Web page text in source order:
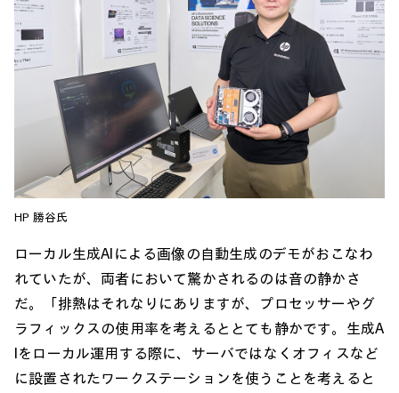
HP 勝谷氏
ローカル生成AIによる画像の自動生成のデモがおこなわ
れていたが、両者において驚かされるのは音の静かさ
だ。「排熱はそれなりにありますが、プロセッサーやグ
ラフィックスの使用率を考えるととても静かです。生成A
Iをローカル運用する際に、サーバではなくオフィスなど
に設置されたワークステーションを使うことを考えると